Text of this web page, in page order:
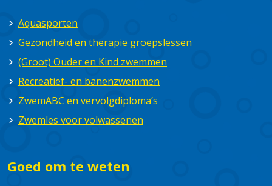
Aquasporten
Gezondheid en therapie groepslessen
(Groot) Ouder en Kind zwemmen
Recreatief- en banenzwemmen
ZwemABC en vervolgdiploma’s
Zwemles voor volwassenen
Goed om te weten